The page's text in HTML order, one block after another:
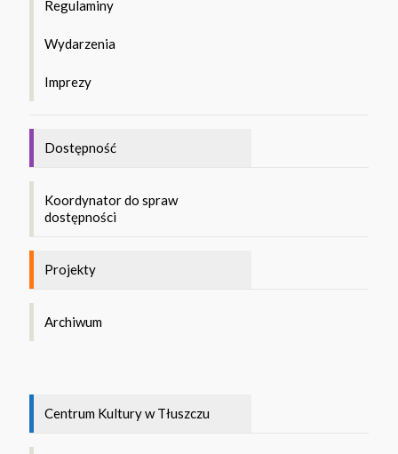
Regulaminy
Wydarzenia
Imprezy
Dostępność
Koordynator do spraw
dostępności
Projekty
Archiwum
Centrum Kultury w Tłuszczu